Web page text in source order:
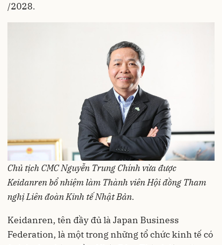
/2028.
Chủ tịch CMC Nguyễn Trung Chính vừa được
Keidanren bổnhiệm làm Thành viên Hội đồng Tham
nghịLiên đoàn Kinh tếNhật Bản.
Keidanren, tên đầy đủ là Japan Business
Federation, là một trong những tổ chức kinh tế có